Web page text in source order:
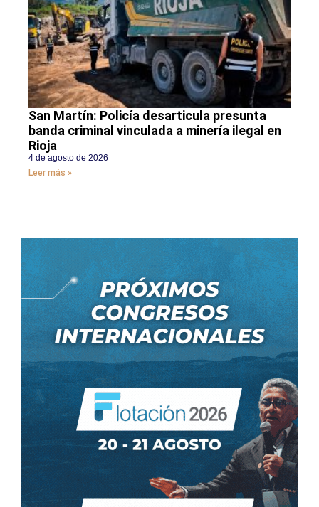
San Martín: Policía desarticula presunta
banda criminal vinculada a minería ilegal en
Rioja
4 de agosto de 2026
Leer más »